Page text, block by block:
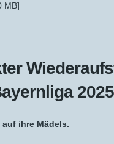
MB]
ihre Mädels.